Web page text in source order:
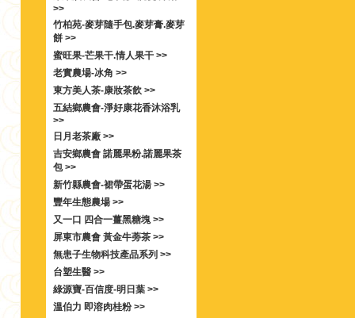
>>
竹柏苑-麥芽隨手包.麥芽膏.麥芽
餅 >>
蜜旺果-芒果干.情人果干 >>
老實農場-冰角 >>
東方美人茶-康妝茶飲 >>
五結鄉農會-淨好康花香沐浴乳
>>
日月老茶廠 >>
吉安鄉農會 諾麗果粉.諾麗果茶
包 >>
新竹縣農會-裙帶蛋花湯 >>
豐年生態農場 >>
又一口 四合一薑黑糖塊 >>
屏東市農會 黃金牛蒡茶 >>
無患子生物科技產品系列 >>
台塑生醫 >>
綠源寶-百信度-明日葉 >>
溫伯力 即溶肉桂粉 >>